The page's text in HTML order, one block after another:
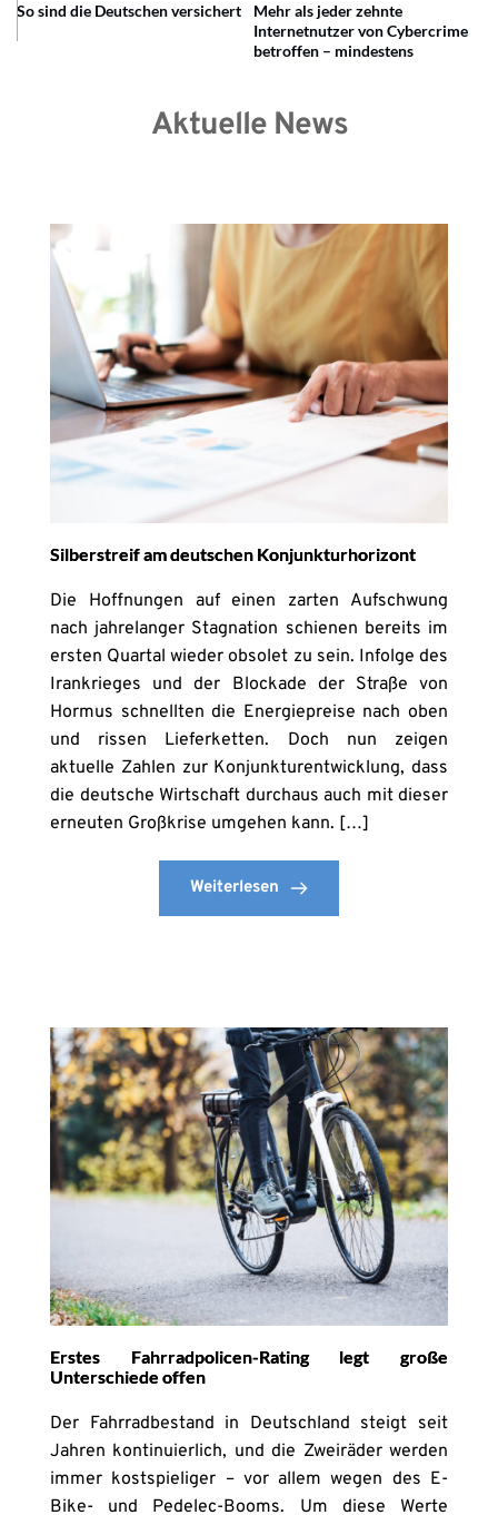
So sind die Deutschen versichert
Mehr als jeder zehnte
Internetnutzer von Cybercrime
betroffen – mindestens
Aktuelle News
Silberstreif am deutschen Konjunkturhorizont
Die Hoffnungen auf einen zarten Aufschwung
nach jahrelanger Stagnation schienen bereits im
ersten Quartal wieder obsolet zu sein. Infolge des
Irankrieges und der Blockade der Straße von
Hormus schnellten die Energiepreise nach oben
und rissen Lieferketten. Doch nun zeigen
aktuelle Zahlen zur Konjunkturentwicklung, dass
die deutsche Wirtschaft durchaus auch mit dieser
erneuten Großkrise umgehen kann. […]
Weiterlesen
Erstes Fahrradpolicen-Rating legt große
Unterschiede offen
Der Fahrradbestand in Deutschland steigt seit
Jahren kontinuierlich, und die Zweiräder werden
immer kostspieliger – vor allem wegen des E-
Bike- und Pedelec-Booms. Um diese Werte